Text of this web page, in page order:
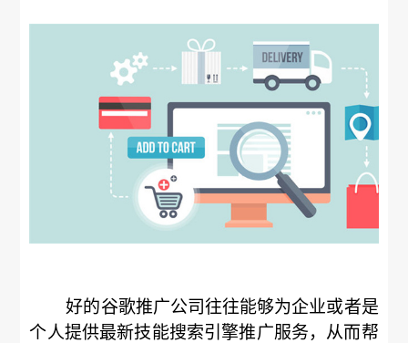
好的谷歌推广公司往往能够为企业或者是
个人提供最新技能搜索引擎推广服务，从而帮